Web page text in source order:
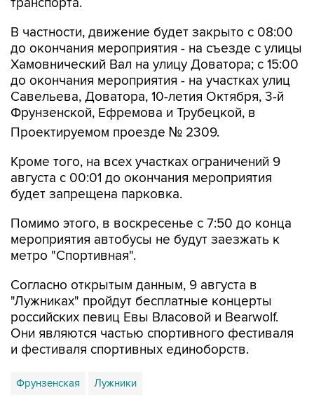
транспорта.
В частности, движение будет закрыто с 08:00
до окончания мероприятия - на съезде с улицы
Хамовнический Вал на улицу Доватора; с 15:00
до окончания мероприятия - на участках улиц
Савельева, Доватора, 10-летия Октября, 3-й
Фрунзенской, Ефремова и Трубецкой, в
Проектируемом проезде № 2309.
Кроме того, на всех участках ограничений 9
августа с 00:01 до окончания мероприятия
будет запрещена парковка.
Помимо этого, в воскресенье с 7:50 до конца
мероприятия автобусы не будут заезжать к
метро "Спортивная".
Согласно открытым данным, 9 августа в
"Лужниках" пройдут бесплатные концерты
российских певиц Евы Власовой и Bearwolf.
Они являются частью спортивного фестиваля
и фестиваля спортивных единоборств.
Фрунзенская Лужники